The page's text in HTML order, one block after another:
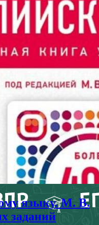
языку. М. В.
заданий